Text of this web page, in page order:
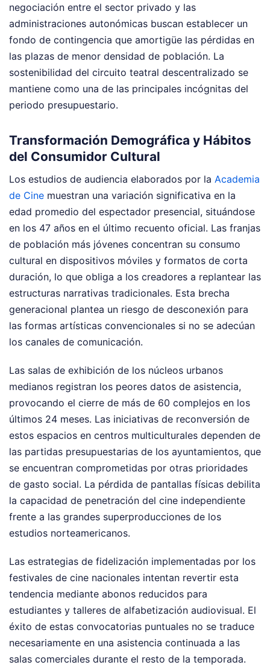
negociación entre el sector privado y las
administraciones autonómicas buscan establecer un
fondo de contingencia que amortigüe las pérdidas en
las plazas de menor densidad de población. La
sostenibilidad del circuito teatral descentralizado se
mantiene como una de las principales incógnitas del
periodo presupuestario.
Transformación Demográfica y Hábitos
del Consumidor Cultural
Los estudios de audiencia elaborados por la Academia
de Cine muestran una variación significativa en la
edad promedio del espectador presencial, situándose
en los 47 años en el último recuento oficial. Las franjas
de población más jóvenes concentran su consumo
cultural en dispositivos móviles y formatos de corta
duración, lo que obliga a los creadores a replantear las
estructuras narrativas tradicionales. Esta brecha
generacional plantea un riesgo de desconexión para
las formas artísticas convencionales si no se adecúan
los canales de comunicación.
Las salas de exhibición de los núcleos urbanos
medianos registran los peores datos de asistencia,
provocando el cierre de más de 60 complejos en los
últimos 24 meses. Las iniciativas de reconversión de
estos espacios en centros multiculturales dependen de
las partidas presupuestarias de los ayuntamientos, que
se encuentran comprometidas por otras prioridades
de gasto social. La pérdida de pantallas físicas debilita
la capacidad de penetración del cine independiente
frente a las grandes superproducciones de los
estudios norteamericanos.
Las estrategias de fidelización implementadas por los
festivales de cine nacionales intentan revertir esta
tendencia mediante abonos reducidos para
estudiantes y talleres de alfabetización audiovisual. El
éxito de estas convocatorias puntuales no se traduce
necesariamente en una asistencia continuada a las
salas comerciales durante el resto de la temporada.